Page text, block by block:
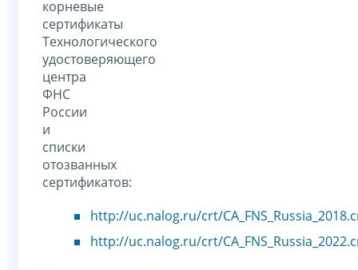
корневые
сертификаты
Технологического
удостоверяющего
центра
ФНС
России
и
списки
отозванных
сертификатов:
http://uc.nalog.ru/crt/
http://uc.nalog.ru/crt/